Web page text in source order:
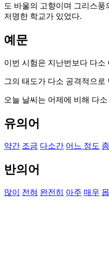
도 바울의 고향이며 그리스풍
저명한 학교가 있었다.
예문
이번 시험은 지난번보다 다소
그의 태도가 다소 공격적으로
오늘 날씨는 어제에 비해 다
유의어
약간 조금 다소간 어느 정도 좀
반의어
많이 전혀 완전히 아주 매우